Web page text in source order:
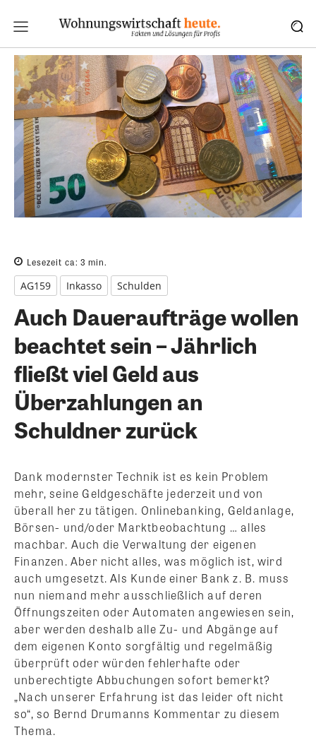
Lesezeit ca: 3 min.
AG159 Inkasso Schulden
Auch Daueraufträge wollen
beachtet sein – Jährlich
fließt viel Geld aus
Überzahlungen an
Schuldner zurück
Dank modernster Technik ist es kein Problem
mehr, seine Geldgeschäfte jederzeit und von
überall her zu tätigen. Onlinebanking, Geldanlage,
Börsen- und/oder Marktbeobachtung … alles
machbar. Auch die Verwaltung der eigenen
Finanzen. Aber nicht alles, was möglich ist, wird
auch umgesetzt. Als Kunde einer Bank z. B. muss
nun niemand mehr ausschließlich auf deren
Öffnungszeiten oder Automaten angewiesen sein,
aber werden deshalb alle Zu- und Abgänge auf
dem eigenen Konto sorgfältig und regelmäßig
überprüft oder würden fehlerhafte oder
unberechtigte Abbuchungen sofort bemerkt?
„Nach unserer Erfahrung ist das leider oft nicht
so“, so Bernd Drumanns Kommentar zu diesem
Thema.